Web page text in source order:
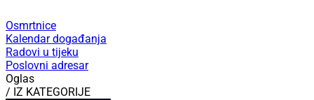
Osmrtnice
Kalendar događanja
Radovi u tijeku
Poslovni adresar
Oglas
/ IZ KATEGORIJE